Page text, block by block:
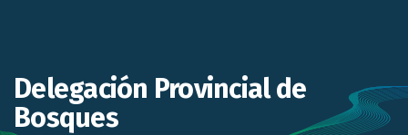
Delegación Provincial de
Bosques